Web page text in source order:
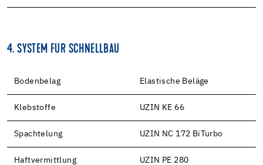
4. SYSTEM FÜR SCHNELLBAU
Bodenbelag Elastische Beläge
Klebstoffe UZIN KE 66
Spachtelung UZIN NC 172 BiTurbo
Haftvermittlung UZIN PE 280